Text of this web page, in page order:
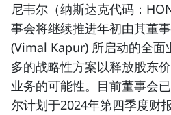
尼韦尔（纳斯达克代码：
事会将继续推进年初由其董
(Vimal Kapur) 所启动的全面
多的战略性方案以释放股东
业务的可能性。目前董事会
尔计划于2024年第四季度财